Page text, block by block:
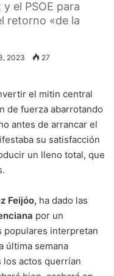
el PSOE para
retorno «de la
2023 27
el mitin central
de fuerza abarrotando
antes de arrancar el
su satisfacción
un lleno total, que
Feijóo, ha dado las
por un
populares interpretan
última semana
los actos querrían